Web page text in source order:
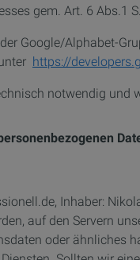
gem. Art. 6 Abs.1
Google/Alphabet-
https://
notwendig und
Inhaber:
auf den Servern
oder ähnliches